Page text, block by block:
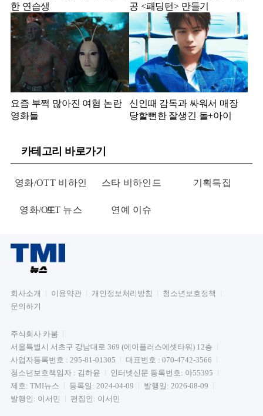
한 연습생
공 <패딩턴> 만들기
요즘 부쩍 많아진 여혐 논란
영화들
신인때 감독과 싸워서 매장
당할뻔한 잘생긴 돌+아이
카테고리 바로가기
영화/OTT 비하인
드
스타 비하인드 기획특집
영화/OTT 뉴스 연예 이슈
회사소개 이용약관 개인정보처리방침
청소년보호정책
문의하기
주식회사 카붐
서울특별시 서초구 강남대로 369 (에이플러스에셋타워) 12층
사업자등록번호 : 295-81-01305
대표번호 : 070-4742-3566
청소년보호책임자 : 김하윤
인터넷신문 등록번호: 아55395
제호: TMI뉴스
등록일: 2024-04-09
발행일: 2026-08-09
발행인: 이서민
편집인: 이서민